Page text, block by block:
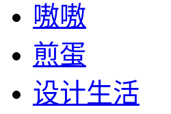
嗷嗷
煎蛋
设计生活